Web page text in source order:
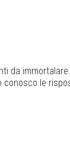
da
le